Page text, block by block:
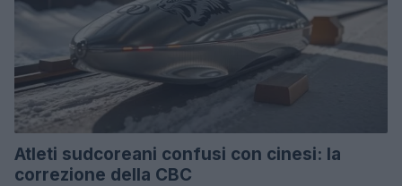
Atleti sudcoreani confusi con cinesi: la
correzione della CBC